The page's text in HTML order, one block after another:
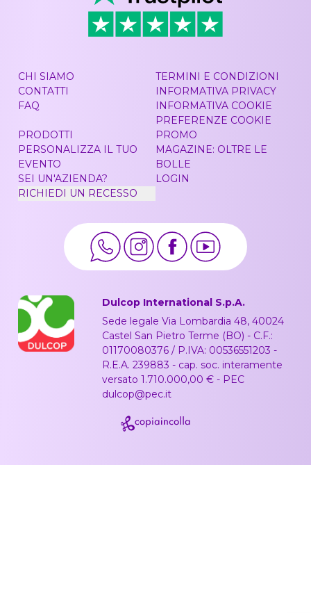
CHI SIAMO
CONTATTI
FAQ
TERMINI E CONDIZIONI
INFORMATIVA PRIVACY
INFORMATIVA COOKIE
PREFERENZE COOKIE
PRODOTTI
PERSONALIZZA IL TUO
EVENTO
SEI UN'AZIENDA?
RICHIEDI UN RECESSO
PROMO
MAGAZINE: OLTRE LE
BOLLE
LOGIN
Dulcop International S.p.A.
Sede legale Via Lombardia 48, 40024
Castel San Pietro Terme (BO) - C.F.:
01170080376 / P.IVA: 00536551203 -
R.E.A. 239883 - cap. soc. interamente
versato 1.710.000,00 € - PEC
dulcop@pec.it